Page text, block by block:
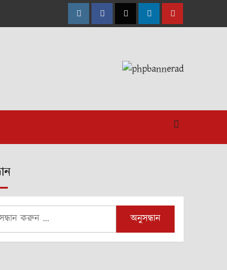
InstagramFacebookTwitterLinkedinYoutube